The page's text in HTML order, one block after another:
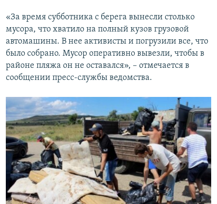
«За время субботника с берега вынесли столько
мусора, что хватило на полный кузов грузовой
автомашины. В нее активисты и погрузили все, что
было собрано. Мусор оперативно вывезли, чтобы в
районе пляжа он не оставался», – отмечается в
сообщении пресс-службы ведомства.